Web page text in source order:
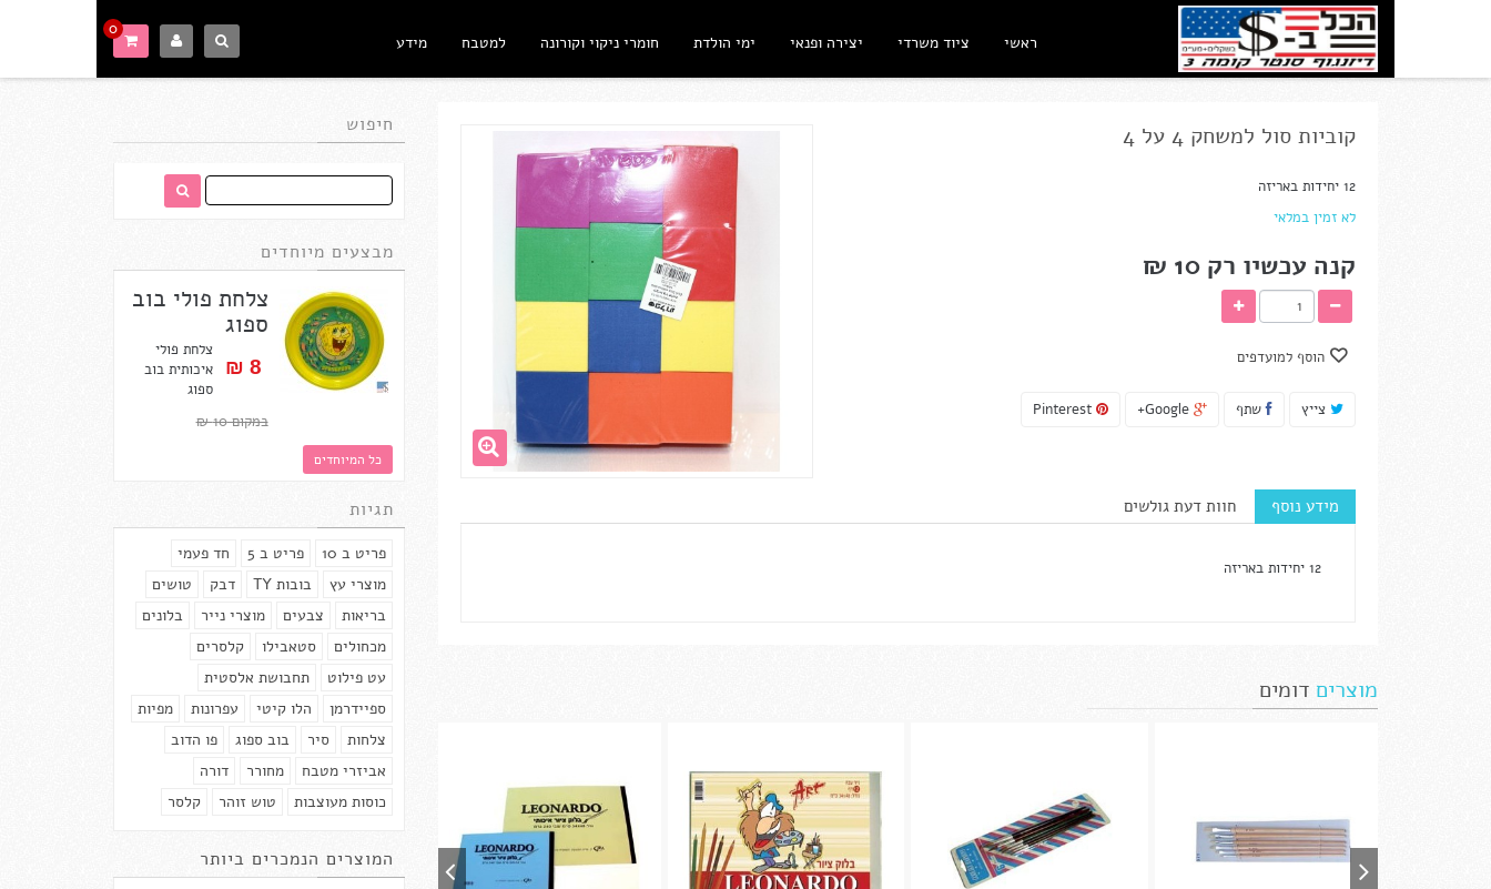
ראשי ציוד משרדי יצירה ופנאי ימי הולדת חומרי ניקוי וקורונה למטבח מידע
0
חיפוש
מבצעים מיוחדים
צלחת פולי בוב
ספוג
8 ₪‎
צלחת פולי
איכותית בוב
ספוג
במקום 10 ₪‎
כל המיוחדים
תגיות
פריט ב 10 פריט ב 5
חד פעמי
מוצרי עץ
בובות TY דבק
טושים
בריאות
צבעים מוצרי נייר
בלונים
מכחולים
סטאבילו
קלסרים
עט פילוט
תחבושת אלסטית
ספיידרמן
הלו קיטי עפרונות
מפיות
צלחות
סיר בוב ספוג
פו הדוב
אביזרי מטבח
מחורר
דורה
כוסות מעוצבות
טוש זוהר קלסר
המוצרים הנמכרים ביותר
קוביות סול למשחק 4 על 4
12 יחידות באריזה
לא זמין במלאי
קנה עכשיו רק10 ₪‎
הוסף למועדפים
צייץ שתף Google+
Pinterest
מידע נוסף חוות דעת גולשים
12 יחידות באריזה
מוצרים דומים